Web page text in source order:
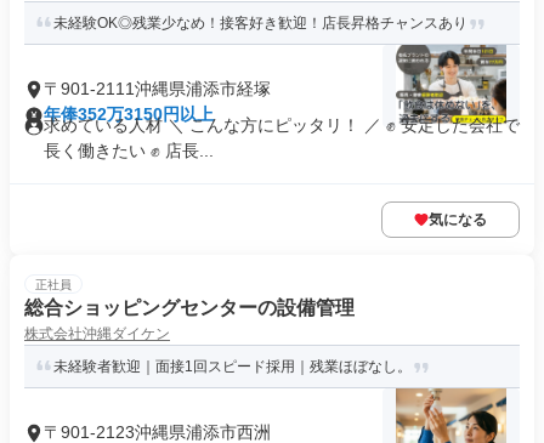
未経験OK◎残業少なめ！接客好き歓迎！店長昇格チャンスあり
〒901-2111沖縄県浦添市経塚
年俸352万3150円以上
求めている人材 ＼ こんな方にピッタリ！ ／ ✊ 安定した会社で
長く働きたい ✊ 店長...
気になる
正社員
総合ショッピングセンターの設備管理
株式会社沖縄ダイケン
未経験者歓迎｜面接1回スピード採用｜残業ほぼなし。
〒901-2123沖縄県浦添市西洲